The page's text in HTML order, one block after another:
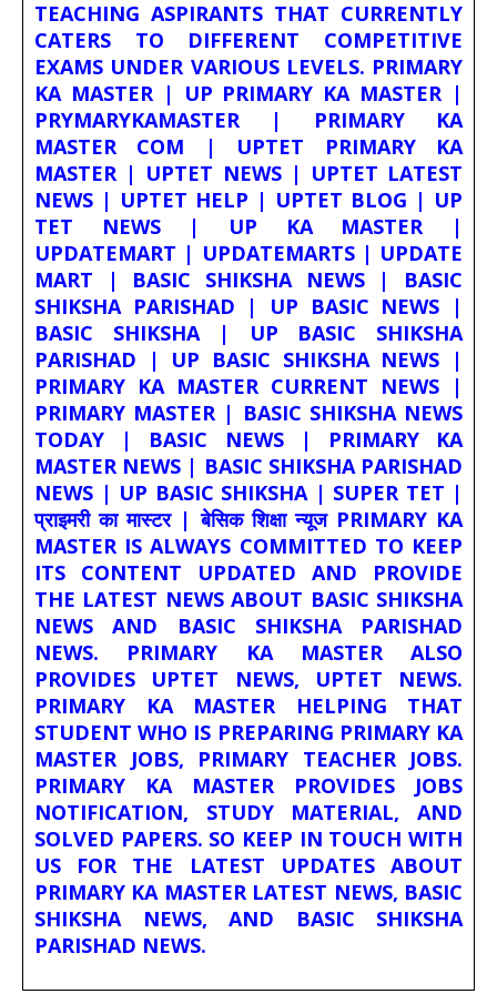
TEACHING ASPIRANTS THAT CURRENTLY
CATERS TO DIFFERENT COMPETITIVE
EXAMS UNDER VARIOUS LEVELS. PRIMARY
KA MASTER | UP PRIMARY KA MASTER |
PRYMARYKAMASTER | PRIMARY KA
MASTER COM | UPTET PRIMARY KA
MASTER | UPTET NEWS | UPTET LATEST
NEWS | UPTET HELP | UPTET BLOG | UP
TET NEWS | UP KA MASTER |
UPDATEMART | UPDATEMARTS | UPDATE
MART | BASIC SHIKSHA NEWS | BASIC
SHIKSHA PARISHAD | UP BASIC NEWS |
BASIC SHIKSHA | UP BASIC SHIKSHA
PARISHAD | UP BASIC SHIKSHA NEWS |
PRIMARY KA MASTER CURRENT NEWS |
PRIMARY MASTER | BASIC SHIKSHA NEWS
TODAY | BASIC NEWS | PRIMARY KA
MASTER NEWS | BASIC SHIKSHA PARISHAD
NEWS | UP BASIC SHIKSHA | SUPER TET |
प्राइमरी का मास्टर | बेसिक शिक्षा न्यूज PRIMARY KA
MASTER IS ALWAYS COMMITTED TO KEEP
ITS CONTENT UPDATED AND PROVIDE
THE LATEST NEWS ABOUT BASIC SHIKSHA
NEWS AND BASIC SHIKSHA PARISHAD
NEWS. PRIMARY KA MASTER ALSO
PROVIDES UPTET NEWS, UPTET NEWS.
PRIMARY KA MASTER HELPING THAT
STUDENT WHO IS PREPARING PRIMARY KA
MASTER JOBS, PRIMARY TEACHER JOBS.
PRIMARY KA MASTER PROVIDES JOBS
NOTIFICATION, STUDY MATERIAL, AND
SOLVED PAPERS. SO KEEP IN TOUCH WITH
US FOR THE LATEST UPDATES ABOUT
PRIMARY KA MASTER LATEST NEWS, BASIC
SHIKSHA NEWS, AND BASIC SHIKSHA
PARISHAD NEWS.